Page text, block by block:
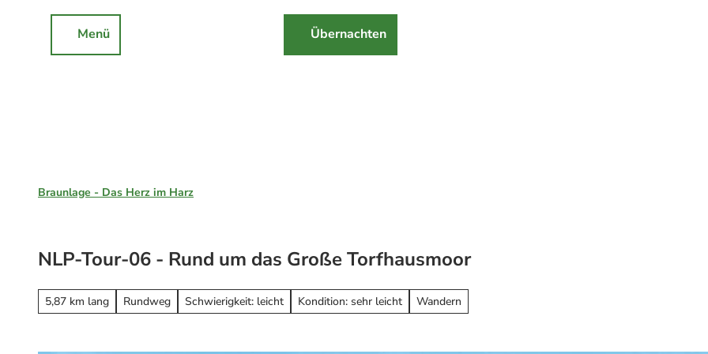
Menü
Sankt Andreasberg
Hohegeiß
Nationalpark Harz
Erleben
Alle Erlebnisse
Wandern
Übernachten
Braunlage - Das Herz im Harz
NLP-Tour-06 - Rund um das Große Torfhausmoor
5,87 km lang Rundweg Schwierigkeit: leicht Kondition: sehr leicht Wandern